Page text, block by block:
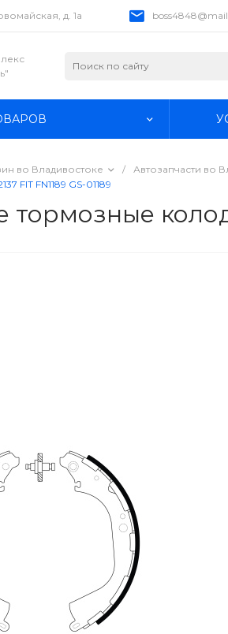
д. 1а
во Владивостоке / Автозапчасти во
FIT FN1189 GS-01189